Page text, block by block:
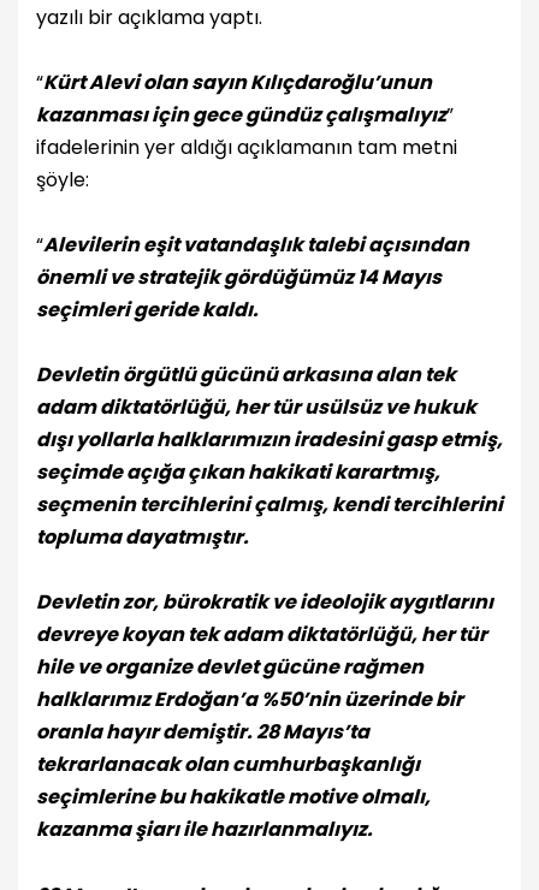
yazılı bir açıklama yaptı.
“Kürt Alevi olan sayın Kılıçdaroğlu’unun
kazanması için gece gündüz çalışmalıyız”
ifadelerinin yer aldığı açıklamanın tam metni
şöyle:
“Alevilerin eşit vatandaşlık talebi açısından
önemli ve stratejik gördüğümüz 14 Mayıs
seçimleri geride kaldı.
Devletin örgütlü gücünü arkasına alan tek
adam diktatörlüğü, her tür usülsüz ve hukuk
dışı yollarla halklarımızın iradesini gasp etmiş,
seçimde açığa çıkan hakikati karartmış,
seçmenin tercihlerini çalmış, kendi tercihlerini
topluma dayatmıştır.
Devletin zor, bürokratik ve ideolojik aygıtlarını
devreye koyan tek adam diktatörlüğü, her tür
hile ve organize devlet gücüne rağmen
halklarımız Erdoğan’a %50’nin üzerinde bir
oranla hayır demiştir. 28 Mayıs’ta
tekrarlanacak olan cumhurbaşkanlığı
seçimlerine bu hakikatle motive olmalı,
kazanma şiarı ile hazırlanmalıyız.